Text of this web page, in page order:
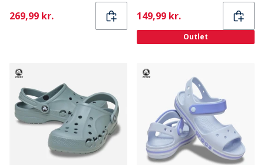
Current
269,99 kr. Current
149,99 kr.
Outlet